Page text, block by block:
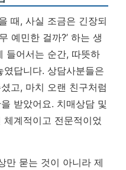
때, 사실 조금은 긴장되
예민한 걸까?’ 하는 생
들어서는 순간, 따뜻하
답니다. 상담사분들은
고, 마치 오랜 친구처럼
받았어요. 치매상담 및
계적이고 전문적이었
만 묻는 것이 아니라 제